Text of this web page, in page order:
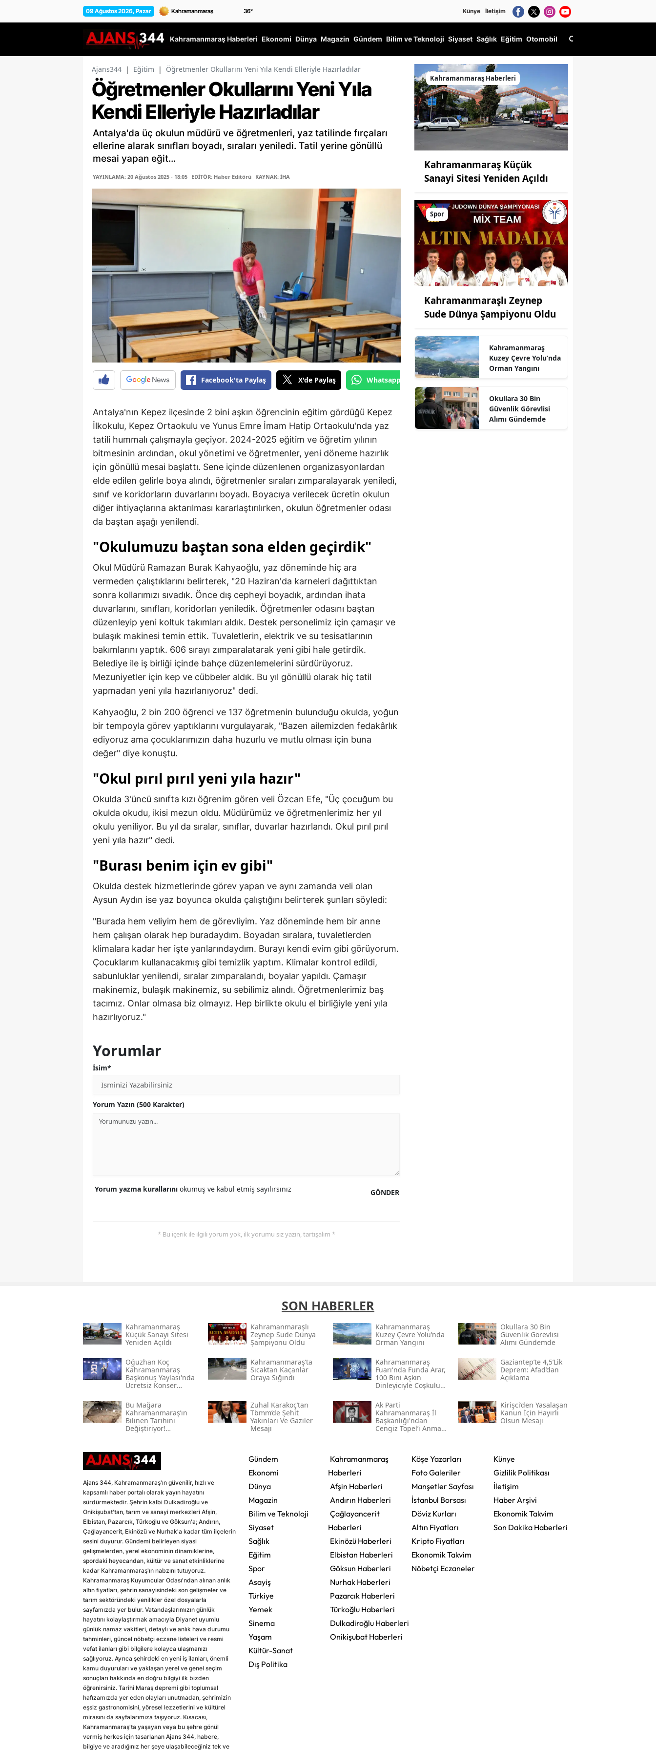
09 Ağustos 2026, Pazar 36° Künye İletişim
Kahramanmaraş Haberleri Ekonomi Dünya Magazin Gündem Bilim ve Teknoloji Siyaset Sağlık Eğitim Otomobil
Ajans344 | Eğitim | Öğretmenler Okullarını Yeni Yıla Kendi Elleriyle Hazırladılar
Öğretmenler Okullarını Yeni Yıla
Kendi Elleriyle Hazırladılar
Antalya'da üç okulun müdürü ve öğretmenleri, yaz tatilinde fırçaları
ellerine alarak sınıfları boyadı, sıraları yeniledi. Tatil yerine gönüllü
mesai yapan eğit...
YAYINLAMA: 20 Ağustos 2025 - 18:05 EDİTÖR: Haber Editörü KAYNAK: İHA
Facebook'ta Paylaş X'de Paylaş Whatsapp'tan Gönder
Antalya'nın Kepez ilçesinde 2 bini aşkın öğrencinin eğitim gördüğü Kepez
İlkokulu, Kepez Ortaokulu ve Yunus Emre İmam Hatip Ortaokulu'nda yaz
tatili hummalı çalışmayla geçiyor. 2024-2025 eğitim ve öğretim yılının
bitmesinin ardından, okul yönetimi ve öğretmenler, yeni döneme hazırlık
için gönüllü mesai başlattı. Sene içinde düzenlenen organizasyonlardan
elde edilen gelirle boya alındı, öğretmenler sıraları zımparalayarak yeniledi,
sınıf ve koridorların duvarlarını boyadı. Boyacıya verilecek ücretin okulun
diğer ihtiyaçlarına aktarılması kararlaştırılırken, okulun öğretmenler odası
da baştan aşağı yenilendi.
"Okulumuzu baştan sona elden geçirdik"
Okul Müdürü Ramazan Burak Kahyaoğlu, yaz döneminde hiç ara
vermeden çalıştıklarını belirterek, "20 Haziran'da karneleri dağıttıktan
sonra kollarımızı sıvadık. Önce dış cepheyi boyadık, ardından ihata
duvarlarını, sınıfları, koridorları yeniledik. Öğretmenler odasını baştan
düzenleyip yeni koltuk takımları aldık. Destek personelimiz için çamaşır ve
bulaşık makinesi temin ettik. Tuvaletlerin, elektrik ve su tesisatlarının
bakımlarını yaptık. 606 sırayı zımparalatarak yeni gibi hale getirdik.
Belediye ile iş birliği içinde bahçe düzenlemelerini sürdürüyoruz.
Mezuniyetler için kep ve cübbeler aldık. Bu yıl gönüllü olarak hiç tatil
yapmadan yeni yıla hazırlanıyoruz" dedi.
Kahyaoğlu, 2 bin 200 öğrenci ve 137 öğretmenin bulunduğu okulda, yoğun
bir tempoyla görev yaptıklarını vurgulayarak, "Bazen ailemizden fedakârlık
ediyoruz ama çocuklarımızın daha huzurlu ve mutlu olması için buna
değer" diye konuştu.
"Okul pırıl pırıl yeni yıla hazır"
Okulda 3'üncü sınıfta kızı öğrenim gören veli Özcan Efe, "Üç çocuğum bu
okulda okudu, ikisi mezun oldu. Müdürümüz ve öğretmenlerimiz her yıl
okulu yeniliyor. Bu yıl da sıralar, sınıflar, duvarlar hazırlandı. Okul pırıl pırıl
yeni yıla hazır" dedi.
"Burası benim için ev gibi"
Okulda destek hizmetlerinde görev yapan ve aynı zamanda veli olan
Aysun Aydın ise yaz boyunca okulda çalıştığını belirterek şunları söyledi:
"Burada hem veliyim hem de görevliyim. Yaz döneminde hem bir anne
hem çalışan olarak hep buradaydım. Boyadan sıralara, tuvaletlerden
klimalara kadar her işte yanlarındaydım. Burayı kendi evim gibi görüyorum.
Çocuklarım kullanacakmış gibi temizlik yaptım. Klimalar kontrol edildi,
sabunluklar yenilendi, sıralar zımparalandı, boyalar yapıldı. Çamaşır
makinemiz, bulaşık makinemiz, su sebilimiz alındı. Öğretmenlerimiz baş
tacımız. Onlar olmasa biz olmayız. Hep birlikte okulu el birliğiyle yeni yıla
hazırlıyoruz."
Yorumlar
İsim*
Yorum Yazın (500 Karakter)
GÖNDER
Yorum yazma kurallarını okumuş ve kabul etmiş sayılırsınız
* Bu içerik ile ilgili yorum yok, ilk yorumu siz yazın, tartışalım *
Kahramanmaraş Haberleri
Kahramanmaraş Küçük
Sanayi Sitesi Yeniden Açıldı
Spor
Kahramanmaraşlı Zeynep
Sude Dünya Şampiyonu Oldu
Kahramanmaraş
Kuzey Çevre Yolu’nda
Orman Yangını
Okullara 30 Bin
Güvenlik Görevlisi
Alımı Gündemde
SON HABERLER
Kahramanmaraş
Küçük Sanayi Sitesi
Yeniden Açıldı
Kahramanmaraşlı
Zeynep Sude Dünya
Şampiyonu Oldu
Kahramanmaraş
Kuzey Çevre Yolu’nda
Orman Yangını
Okullara 30 Bin
Güvenlik Görevlisi
Alımı Gündemde
Oğuzhan Koç
Kahramanmaraş
Başkonuş Yaylası'nda
Ücretsiz Konser
Kahramanmaraş’ta
Sıcaktan Kaçanlar
Oraya Sığındı
Kahramanmaraş
Fuarı'nda Funda Arar,
100 Bini Aşkın
Dinleyiciyle Coşkulu
Gaziantep’te 4,5’lik
Deprem: Afad’dan
Açıklama
Bu Mağara
Kahramanmaraş’ın
Bilinen Tarihini
Değiştiriyor!
Zuhal Karakoç’tan
Tbmm’de Şehit
Yakınları Ve Gaziler
Mesajı
Ak Parti
Kahramanmaraş İl
Başkanlığı'ndan
Cengiz Topel’i Anma
Kirişci’den Yasalaşan
Kanun İçin Hayırlı
Olsun Mesajı
Ajans 344, Kahramanmaraş'ın güvenilir, hızlı ve
kapsamlı haber portalı olarak yayın hayatını
sürdürmektedir. Şehrin kalbi Dulkadiroğlu ve
Onikişubat'tan, tarım ve sanayi merkezleri Afşin,
Elbistan, Pazarcık, Türkoğlu ve Göksun'a; Andırın,
Çağlayancerit, Ekinözü ve Nurhak'a kadar tüm ilçelerin
sesini duyurur. Gündemi belirleyen siyasi
gelişmelerden, yerel ekonominin dinamiklerine,
spordaki heyecandan, kültür ve sanat etkinliklerine
kadar Kahramanmaraş'ın nabzını tutuyoruz.
Kahramanmaraş Kuyumcular Odası'ndan alınan anlık
altın fiyatları, şehrin sanayisindeki son gelişmeler ve
tarım sektöründeki yenilikler özel dosyalarla
sayfamızda yer bulur. Vatandaşlarımızın günlük
hayatını kolaylaştırmak amacıyla Diyanet uyumlu
günlük namaz vakitleri, detaylı ve anlık hava durumu
tahminleri, güncel nöbetçi eczane listeleri ve resmi
vefat ilanları gibi bilgilere kolayca ulaşmanızı
sağlıyoruz. Ayrıca şehirdeki en yeni iş ilanları, önemli
kamu duyuruları ve yaklaşan yerel ve genel seçim
sonuçları hakkında en doğru bilgiyi ilk bizden
öğrenirsiniz. Tarihi Maraş depremi gibi toplumsal
hafızamızda yer eden olayları unutmadan, şehrimizin
eşsiz gastronomisini, yöresel lezzetlerini ve kültürel
mirasını da sayfalarımıza taşıyoruz. Kısacası,
Kahramanmaraş'ta yaşayan veya bu şehre gönül
vermiş herkes için tasarlanan Ajans 344, habere,
bilgiye ve aradığınız her şeye ulaşabileceğiniz tek ve
Gündem
Ekonomi
Dünya
Magazin
Bilim ve Teknoloji
Siyaset
Sağlık
Eğitim
Spor
Asayiş
Türkiye
Yemek
Sinema
Yaşam
Kültür-Sanat
Dış Politika
Kahramanmaraş
Haberleri
Afşin Haberleri
Andırın Haberleri
Çağlayancerit
Haberleri
Ekinözü Haberleri
Elbistan Haberleri
Göksun Haberleri
Nurhak Haberleri
Pazarcık Haberleri
Türkoğlu Haberleri
Dulkadiroğlu Haberleri
Onikişubat Haberleri
Köşe Yazarları
Foto Galeriler
Manşetler Sayfası
İstanbul Borsası
Döviz Kurları
Altın Fiyatları
Kripto Fiyatları
Ekonomik Takvim
Nöbetçi Eczaneler
Künye
Gizlilik Politikası
İletişim
Haber Arşivi
Ekonomik Takvim
Son Dakika Haberleri